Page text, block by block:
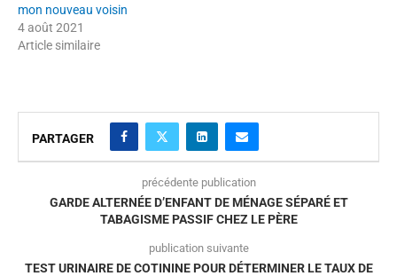
mon nouveau voisin
4 août 2021
Article similaire
PARTAGER
précédente publication
GARDE ALTERNÉE D’ENFANT DE MÉNAGE SÉPARÉ ET
TABAGISME PASSIF CHEZ LE PÈRE
publication suivante
TEST URINAIRE DE COTININE POUR DÉTERMINER LE TAUX DE